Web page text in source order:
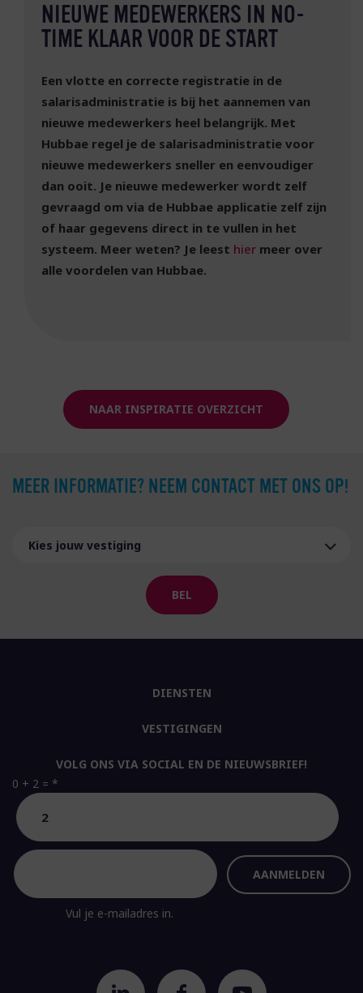
NIEUWE MEDEWERKERS IN NO-
TIME KLAAR VOOR DE START
Een vlotte en correcte registratie in de
salarisadministratie is bij het aannemen van
nieuwe medewerkers heel belangrijk. Met
Hubbae regel je de salarisadministratie voor
nieuwe medewerkers sneller en eenvoudiger
dan ooit. Je nieuwe medewerker wordt zelf
gevraagd om via de Hubbae applicatie zelf zijn
of haar gegevens direct in te vullen in het
systeem. Meer weten? Je leest hiermeer over
alle voordelen van Hubbae.
NAAR INSPIRATIE OVERZICHT
MEER INFORMATIE? NEEM CONTACT MET ONS OP!
BEL
VOLG ONS VIA SOCIAL EN DE NIEUWSBRIEF!
0 + 2 = *
Vul je e-mailadres in.
DIENSTEN
VESTIGINGEN